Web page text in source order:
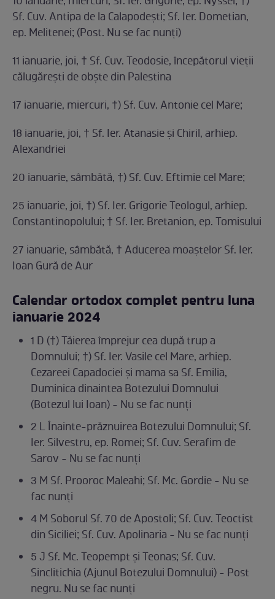
Sf. Cuv. Antipa de la Calapodești; Sf. Ier. Dometian,
ep. Melitenei; (Post. Nu se fac nunți)
11 ianuarie, joi, † Sf. Cuv. Teodosie, începătorul vieții
călugărești de obște din Palestina
17 ianuarie, miercuri, †) Sf. Cuv. Antonie cel Mare;
18 ianuarie, joi, † Sf. Ier. Atanasie și Chiril, arhiep.
Alexandriei
20 ianuarie, sâmbătă, †) Sf. Cuv. Eftimie cel Mare;
25 ianuarie, joi, †) Sf. Ier. Grigorie Teologul, arhiep.
Constantinopolului; † Sf. Ier. Bretanion, ep. Tomisului
27 ianuarie, sâmbătă, † Aducerea moaștelor Sf. Ier.
Ioan Gură de Aur
Calendar ortodox complet pentru luna
ianuarie 2024
1 D (†) Tăierea împrejur cea după trup a
Domnului; †) Sf. Ier. Vasile cel Mare, arhiep.
Cezareei Capadociei și mama sa Sf. Emilia,
Duminica dinaintea Botezului Domnului
(Botezul lui Ioan) - Nu se fac nunți
2 L Înainte-prăznuirea Botezului Domnului; Sf.
Ier. Silvestru, ep. Romei; Sf. Cuv. Serafim de
Sarov - Nu se fac nunți
3 M Sf. Prooroc Maleahi; Sf. Mc. Gordie - Nu se
fac nunți
4 M Soborul Sf. 70 de Apostoli; Sf. Cuv. Teoctist
din Siciliei; Sf. Cuv. Apolinaria - Nu se fac nunți
5 J Sf. Mc. Teopempt și Teonas; Sf. Cuv.
Sinclitichia (Ajunul Botezului Domnului) - Post
negru. Nu se fac nunți